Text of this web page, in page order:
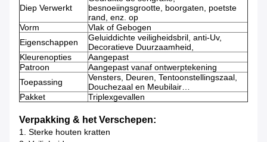
Diep Verwerkt
besnoeiingsgrootte, boorgaten, poetste
rand, enz. op
Vorm
Vlak of Gebogen
Eigenschappen
Geluiddichte veiligheidsbril, anti-Uv,
Decoratieve Duurzaamheid,
Kleurenopties
Aangepast
Patroon
Aangepast vanaf ontwerptekening
Toepassing
Vensters, Deuren, Tentoonstellingszaal,
Douchezaal en Meubilair…
Pakket
Triplexgevallen
Verpakking & het Verschepen:
1. Sterke houten kratten